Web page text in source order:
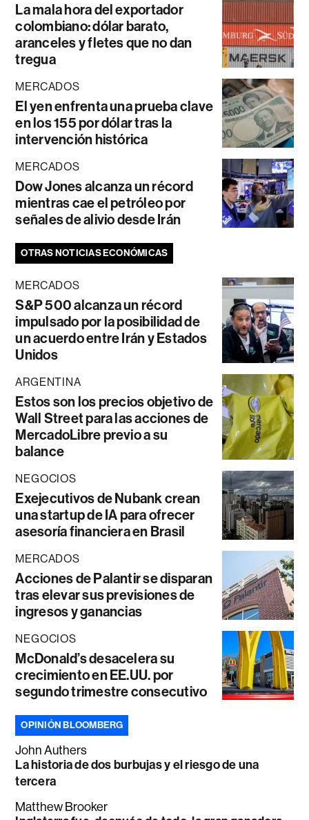
La mala hora del exportador
colombiano: dólar barato,
aranceles y fletes que no dan
tregua
MERCADOS
El yen enfrenta una prueba clave
en los 155 por dólar tras la
intervención histórica
MERCADOS
Dow Jones alcanza un récord
mientras cae el petróleo por
señales de alivio desde Irán
OTRAS NOTICIAS ECONÓMICAS
MERCADOS
S&P 500 alcanza un récord
impulsado por la posibilidad de
un acuerdo entre Irán y Estados
Unidos
ARGENTINA
Estos son los precios objetivo de
Wall Street para las acciones de
MercadoLibre previo a su
balance
NEGOCIOS
Exejecutivos de Nubank crean
una startup de IA para ofrecer
asesoría financiera en Brasil
MERCADOS
Acciones de Palantir se disparan
tras elevar sus previsiones de
ingresos y ganancias
NEGOCIOS
McDonald’s desacelera su
crecimiento en EE.UU. por
segundo trimestre consecutivo
OPINIÓN BLOOMBERG
John Authers
La historia de dos burbujas y el riesgo de una
tercera
Matthew Brooker